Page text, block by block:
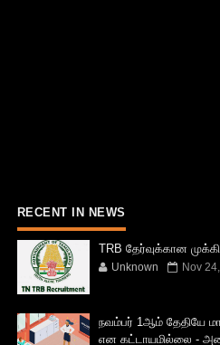
RECENT IN NEWS
TRB தேர்வுக்கான
Unknown Nov
நவம்பர் 1ஆம் தேதியே
என கட்டாயமில்லை -